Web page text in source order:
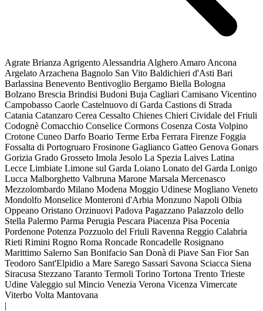
Agrate Brianza Agrigento Alessandria Alghero Amaro Ancona
Argelato Arzachena Bagnolo San Vito Baldichieri d'Asti Bari
Barlassina Benevento Bentivoglio Bergamo Biella Bologna
Bolzano Brescia Brindisi Budoni Buja Cagliari Camisano Vicentino
Campobasso Caorle Castelnuovo di Garda Castions di Strada
Catania Catanzaro Cerea Cessalto Chienes Chieri Cividale del Friuli
Codognè Comacchio Conselice Cormons Cosenza Costa Volpino
Crotone Cuneo Darfo Boario Terme Erba Ferrara Firenze Foggia
Fossalta di Portogruaro Frosinone Gaglianco Gatteo Genova Gonars
Gorizia Grado Grosseto Imola Jesolo La Spezia Laives Latina
Lecce Limbiate Limone sul Garda Loiano Lonato del Garda Lonigo
Lucca Malborghetto Valbruna Marone Marsala Mercenasco
Mezzolombardo Milano Modena Moggio Udinese Mogliano Veneto
Mondolfo Monselice Monteroni d'Arbia Monzuno Napoli Olbia
Oppeano Oristano Orzinuovi Padova Pagazzano Palazzolo dello
Stella Palermo Parma Perugia Pescara Piacenza Pisa Pocenia
Pordenone Potenza Pozzuolo del Friuli Ravenna Reggio Calabria
Rieti Rimini Rogno Roma Roncade Roncadelle Rosignano
Marittimo Salerno San Bonifacio San Donà di Piave San Fior San
Teodoro Sant'Elpidio a Mare Sarego Sassari Savona Sciacca Siena
Siracusa Stezzano Taranto Termoli Torino Tortona Trento Trieste
Udine Valeggio sul Mincio Venezia Verona Vicenza Vimercate
Viterbo Volta Mantovana
|